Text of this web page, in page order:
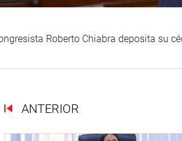
Roberto Chiabra deposita su
ANTERIOR